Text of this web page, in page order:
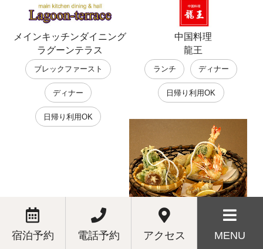
メインキッチンダイニング
ラグーンテラス
ブレックファースト
ディナー
日帰り利用OK
中国料理
龍王
ランチ ディナー
日帰り利用OK
宿泊予約 電話予約 アクセス MENU